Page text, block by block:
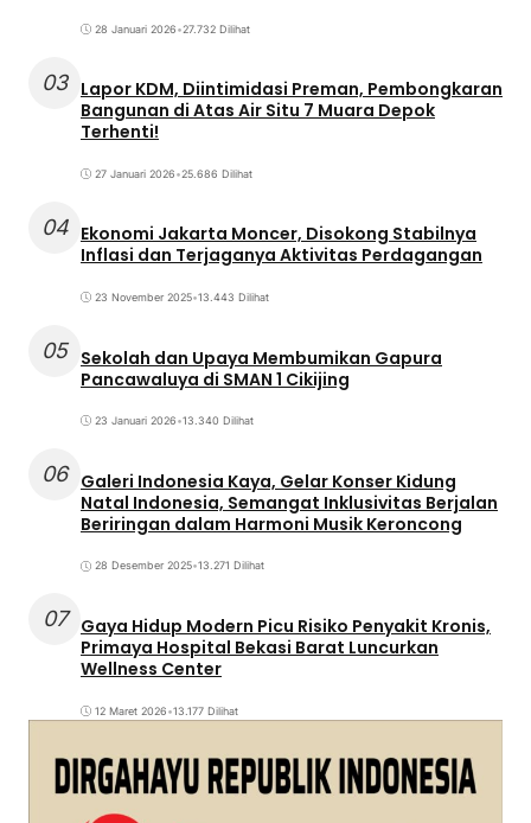
28 Januari 2026•27.732 Dilihat
03 Lapor KDM, Diintimidasi Preman, Pembongkaran
Bangunan di Atas Air Situ 7 Muara Depok
Terhenti!
27 Januari 2026•25.686 Dilihat
04 Ekonomi Jakarta Moncer, Disokong Stabilnya
Inflasi dan Terjaganya Aktivitas Perdagangan
23 November 2025•13.443 Dilihat
05 Sekolah dan Upaya Membumikan Gapura
Pancawaluya di SMAN 1 Cikijing
23 Januari 2026•13.340 Dilihat
06 Galeri Indonesia Kaya, Gelar Konser Kidung
Natal Indonesia, Semangat Inklusivitas Berjalan
Beriringan dalam Harmoni Musik Keroncong
28 Desember 2025•13.271 Dilihat
07
Gaya Hidup Modern Picu Risiko Penyakit Kronis,
Primaya Hospital Bekasi Barat Luncurkan
Wellness Center
12 Maret 2026•13.177 Dilihat